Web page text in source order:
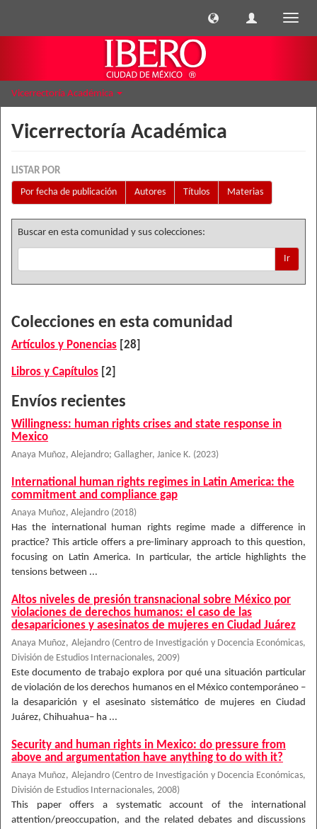
Vicerrectoría Académica
Vicerrectoría Académica
LISTAR POR
Por fecha de publicación
Autores Títulos Materias
Buscar en esta comunidad y sus colecciones:
Ir
Colecciones en esta comunidad
Artículos y Ponencias [28]
Libros y Capítulos [2]
Envíos recientes
Willingness: human rights crises and state response in
Mexico
Anaya Muñoz, Alejandro; Gallagher, Janice K. (2023)
International human rights regimes in Latin America: the
commitment and compliance gap
Anaya Muñoz, Alejandro (2018)
Has the international human rights regime made a difference in
practice? This article offers a pre-liminary approach to this question,
focusing on Latin America. In particular, the article highlights the
tensions between ...
Altos niveles de presión transnacional sobre México por
violaciones de derechos humanos: el caso de las
desapariciones y asesinatos de mujeres en Ciudad Juárez
Anaya Muñoz, Alejandro (Centro de Investigación y Docencia Económicas,
División de Estudios Internacionales, 2009)
Este documento de trabajo explora por qué una situación particular
de violación de los derechos humanos en el México contemporáneo –
la desaparición y el asesinato sistemático de mujeres en Ciudad
Juárez, Chihuahua– ha ...
Security and human rights in Mexico: do pressure from
above and argumentation have anything to do with it?
Anaya Muñoz, Alejandro (Centro de Investigación y Docencia Económicas,
División de Estudios Internacionales, 2008)
This paper offers a systematic account of the international
attention/preoccupation, and the related debates and discussions